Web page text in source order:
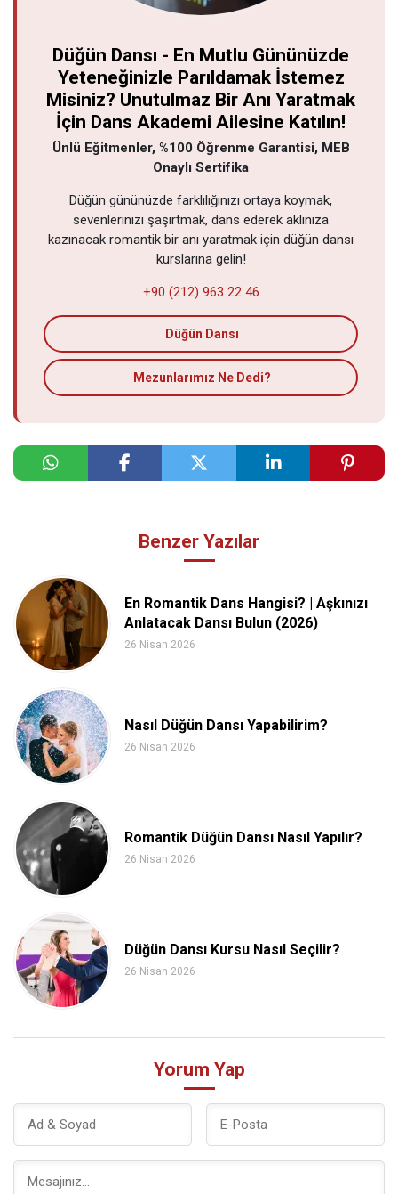
Düğün Dansı - En Mutlu Gününüzde
Yeteneğinizle Parıldamak İstemez
Misiniz? Unutulmaz Bir Anı Yaratmak
İçin Dans Akademi Ailesine Katılın!
Ünlü Eğitmenler, %100 Öğrenme Garantisi, MEB
Onaylı Sertifika
Düğün gününüzde farklılığınızı ortaya koymak,
sevenlerinizi şaşırtmak, dans ederek aklınıza
kazınacak romantik bir anı yaratmak için düğün dansı
kurslarına gelin!
+90 (212) 963 22 46
Düğün Dansı
Mezunlarımız Ne Dedi?
Benzer Yazılar
En Romantik Dans Hangisi? | Aşkınızı
Anlatacak Dansı Bulun (2026)
26 Nisan 2026
Nasıl Düğün Dansı Yapabilirim?
26 Nisan 2026
Romantik Düğün Dansı Nasıl Yapılır?
26 Nisan 2026
Düğün Dansı Kursu Nasıl Seçilir?
26 Nisan 2026
Yorum Yap